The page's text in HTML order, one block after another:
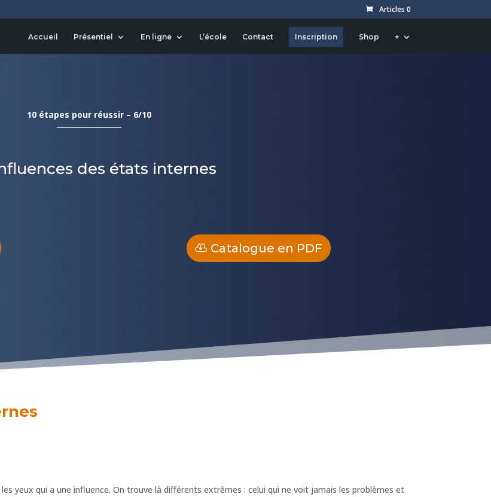
Articles 0
Accueil Présentiel En ligne L’école Contact Inscription Shop +
10 étapes pour réussir – 6/10
des états internes
Catalogue en PDF
yeux qui a une influence. On trouve là différents extrêmes : celui qui ne voit jamais les problèmes et